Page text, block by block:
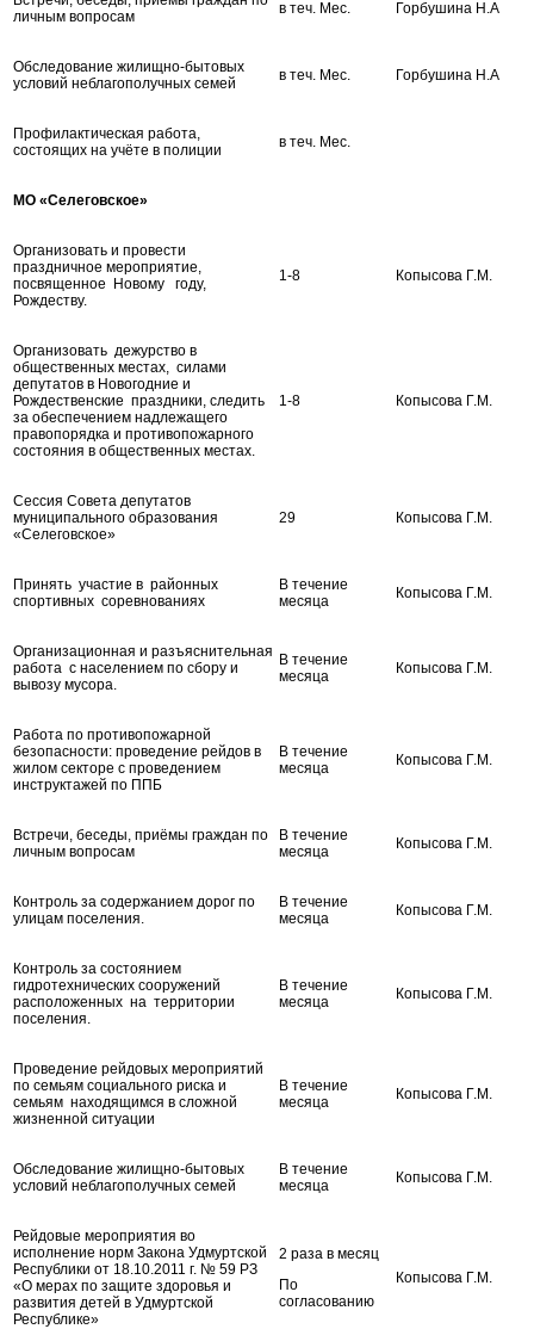
личным вопросам
в теч. Мес. Горбушина Н.А
Обследование жилищно-бытовых
условий неблагополучных семей
в теч. Мес. Горбушина Н.А
Профилактическая работа,
состоящих на учёте в полиции
в теч. Мес.
МО «Селеговское»
Организовать и провести
праздничное мероприятие,
посвященное Новому году,
Рождеству.
1-8 Копысова Г.М.
Организовать дежурство в
общественных местах, силами
депутатов в Новогодние и
Рождественские праздники, следить
за обеспечением надлежащего
правопорядка и противопожарного
состояния в общественных местах.
1-8 Копысова Г.М.
Сессия Совета депутатов
муниципального образования
«Селеговское»
29 Копысова Г.М.
Принять участие в районных
спортивных соревнованиях
В течение
месяца
Копысова Г.М.
Организационная и разъяснительная
работа с населением по сбору и
вывозу мусора.
В течение
месяца
Копысова Г.М.
Работа по противопожарной
безопасности: проведение рейдов в
жилом секторе с проведением
инструктажей по ППБ
В течение
месяца
Копысова Г.М.
Встречи, беседы, приёмы граждан по
личным вопросам
В течение
месяца
Копысова Г.М.
Контроль за содержанием дорог по
улицам поселения.
В течение
месяца
Копысова Г.М.
Контроль за состоянием
гидротехнических сооружений
расположенных на территории
поселения.
В течение
месяца
Копысова Г.М.
Проведение рейдовых мероприятий
по семьям социального риска и
семьям находящимся в сложной
жизненной ситуации
В течение
месяца
Копысова Г.М.
Обследование жилищно-бытовых
условий неблагополучных семей
В течение
месяца
Копысова Г.М.
Рейдовые мероприятия во
исполнение норм Закона Удмуртской
Республики от 18.10.2011 г. № 59 РЗ
«О мерах по защите здоровья и
развития детей в Удмуртской
Республике»
2 раза в месяц
По
согласованию
Копысова Г.М.